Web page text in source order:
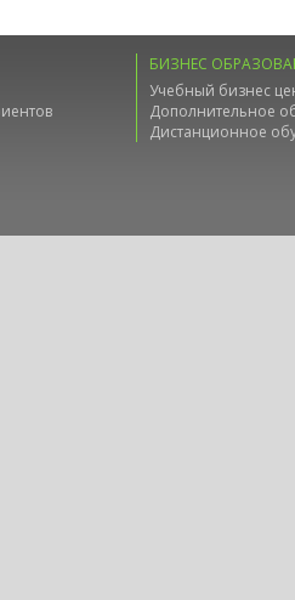
БИЗНЕС
Учебный бизнес
Дополнительное
Дистанционное